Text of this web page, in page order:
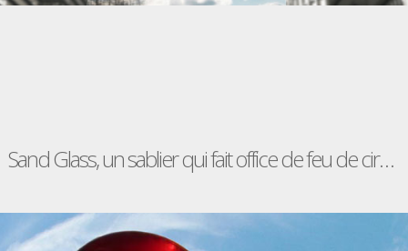
Sand Glass, un sablier qui fait office de feu de circulation